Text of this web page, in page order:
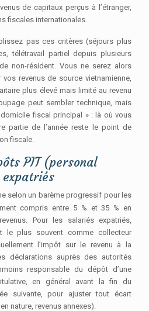
de capitaux perçus à l’étranger,
fiscales internationales.
pas ces critères (séjours plus
télétravail partiel depuis plusieurs
non-résident. Vous ne serez alors
revenus de source vietnamienne,
plus élevé mais limité au revenu
peut sembler technique, mais
fiscal principal » : là où vous
partie de l’année reste le point de
fiscale.
PIT (personal
selon un barème progressif pour les
compris entre 5 % et 35 % en
Pour les salariés expatriés,
le plus souvent comme collecteur
l’impôt sur le revenu à la
déclarations auprès des autorités
responsable du dépôt d’une
en général avant la fin du
suivante, pour ajuster tout écart
nature, revenus annexes).